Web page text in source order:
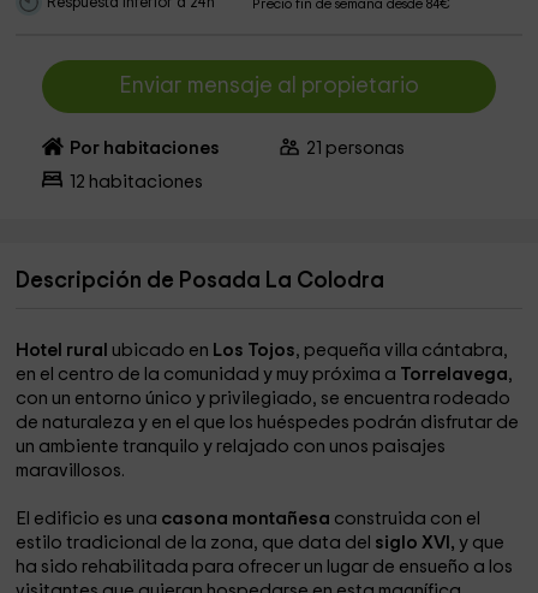
Precio fin de semana desde 84€
Enviar mensaje al propietario
Por habitaciones 21
personas
12 habitaciones
Descripción de Posada La Colodra
Hotel rural ubicado en Los Tojos, pequeña villa cántabra,
en el centro de la comunidad y muy próxima a Torrelavega,
con un entorno único y privilegiado, se encuentra rodeado
de naturaleza y en el que los huéspedes podrán disfrutar de
un ambiente tranquilo y relajado con unos paisajes
maravillosos.
El edificio es una casona montañesa construida con el
estilo tradicional de la zona, que data del siglo XVI, y que
ha sido rehabilitada para ofrecer un lugar de ensueño a los